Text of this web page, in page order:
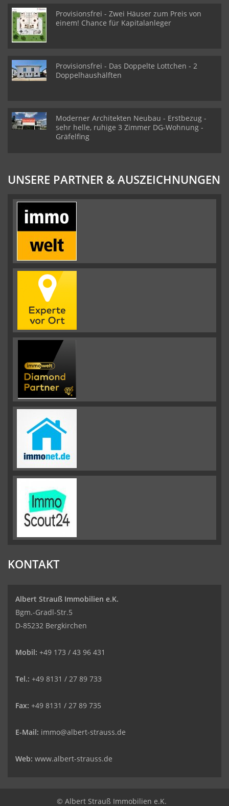
Provisionsfrei - Zwei Häuser zum Preis von
einem! Chance für Kapitalanleger
Provisionsfrei - Das Doppelte Lottchen - 2
Doppelhaushälften
Moderner Architekten Neubau - Erstbezug -
sehr helle, ruhige 3 Zimmer DG-Wohnung -
Gräfelfing
UNSERE PARTNER & AUSZEICHNUNGEN
KONTAKT
Albert Strauß Immobilien e.K.
Bgm.-Gradl-Str.5
D-85232 Bergkirchen
Mobil: +49 173 / 43 96 431
Tel.: +49 8131 / 27 89 733
Fax: +49 8131 / 27 89 735
E-Mail: immo@albert-strauss.de
Web: www.albert-strauss.de
© Albert Strauß Immobilien e.K.